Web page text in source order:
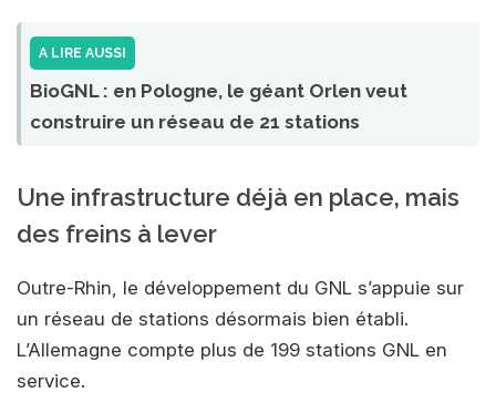
A LIRE AUSSI
BioGNL : en Pologne, le géant Orlen veut
construire un réseau de 21 stations
Une infrastructure déjà en place, mais
des freins à lever
Outre-Rhin, le développement du GNL s’appuie sur
un réseau de stations désormais bien établi.
L’Allemagne compte plus de 199 stations GNL en
service.